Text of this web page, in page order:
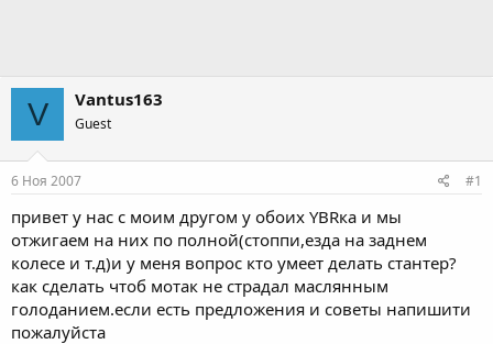
V Vantus163
Guest
6 Ноя 2007 #1
привет у нас с моим другом у обоих YBRка и мы
отжигаем на них по полной(стоппи,езда на заднем
колесе и т.д)и у меня вопрос кто умеет делать стантер?
как сделать чтоб мотак не страдал маслянным
голоданием.если есть предложения и советы напишити
пожалуйста